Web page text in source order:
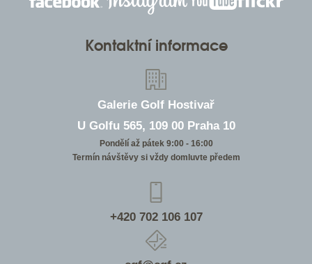
Kontaktní informace
Galerie Golf Hostivař
U Golfu 565, 109 00 Praha 10
Pondělí až pátek 9:00 - 16:00
Termín návštěvy si vždy domluvte předem
+420 702 106 107